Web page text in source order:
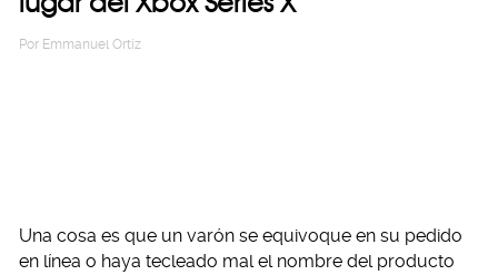
Por Emmanuel Ortiz
Una cosa es que un varón se equivoque en su pedido
en línea o haya tecleado mal el nombre del producto